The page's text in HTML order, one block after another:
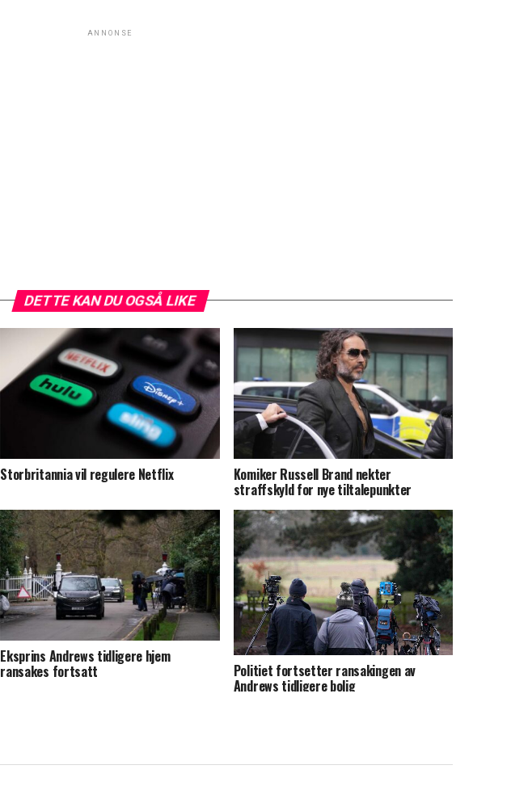
ANNONSE
DETTE KAN DU OGSÅ LIKE
Storbritannia vil regulere Netflix Komiker Russell Brand nekter
straffskyld for nye tiltalepunkter
Eksprins Andrews tidligere hjem
ransakes fortsatt Politiet fortsetter ransakingen av
Andrews tidligere bolig